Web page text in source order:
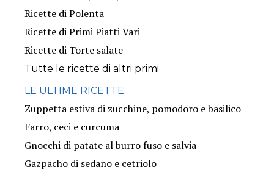
Ricette di Polenta
Ricette di Primi Piatti Vari
Ricette di Torte salate
Tutte le ricette di altri primi
LE ULTIME RICETTE
Zuppetta estiva di zucchine, pomodoro e basilico
Farro, ceci e curcuma
Gnocchi di patate al burro fuso e salvia
Gazpacho di sedano e cetriolo